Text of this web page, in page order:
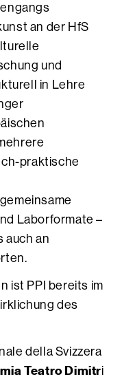
an der HfS
und
in Lehre
praktische
Laborformate –
auch an
ist PPI bereits im
des
della Svizzera
Teatro Dimitri